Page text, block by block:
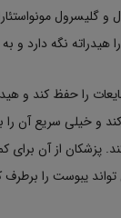
گلیسرول
را حفظ کند و
و خیلی سریع آن
پزشکان از آن برای
یبوست را برطرف